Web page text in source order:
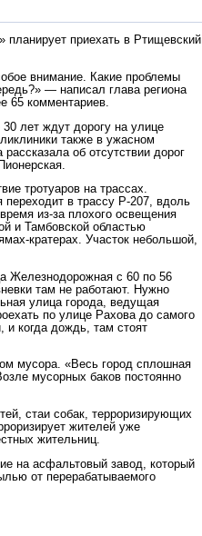
планирует приехать в Ртищевский
внимание. Какие проблемы
— написал глава региона
65 комментариев.
лет ждут дорогу на улице
также в ужасном
об отсутствии дорог
тротуаров на трассах.
переходит в трассу Р-207, вдоль
из-за плохого освещения
и Тамбовской областью
кратерах. Участок небольшой,
Железнодорожная с 60 по 56
там не работают. Нужно
улица города, ведущая
по улице Рахова до самого
и когда дождь, там стоят
мусора. «Весь город сплошная
мусорных баков постоянно
стаи собак, терроризирующих
жителей уже
жительниц.
на асфальтовый завод, который
от перерабатываемого